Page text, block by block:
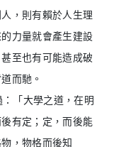
，則有賴於人生理
力量就會產生建設
至也有可能造成破
道而馳。
「大學之道，在明
有定；定，而後能
，物格而後知